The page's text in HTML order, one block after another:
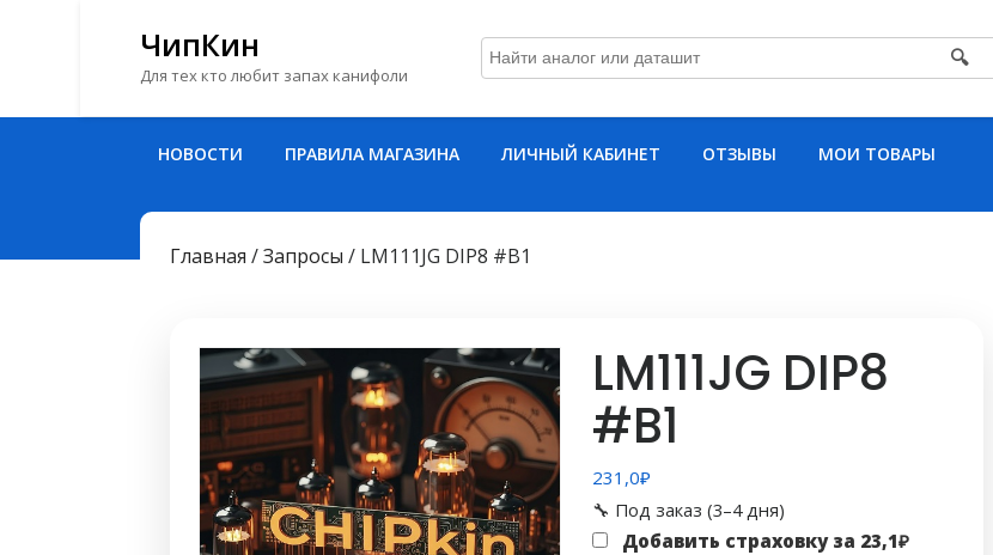
ЧипКин
Для тех кто любит запах канифоли
🔍
НОВОСТИ ПРАВИЛА МАГАЗИНА ЛИЧНЫЙ КАБИНЕТ ОТЗЫВЫ МОИ ТОВАРЫ
Главная /Запросы / LM111JG DIP8 #B1
LM111JG DIP8
#B1
231,0₽
🔧 Под заказ (3–4 дня)
Добавить страховку за 23,1₽